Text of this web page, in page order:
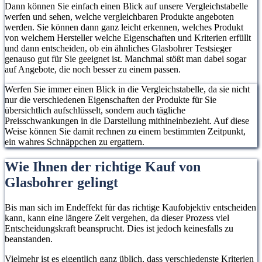
Dann können Sie einfach einen Blick auf unsere Vergleichstabelle
werfen und sehen, welche vergleichbaren Produkte angeboten
werden. Sie können dann ganz leicht erkennen, welches Produkt
von welchem Hersteller welche Eigenschaften und Kriterien erfüllt
und dann entscheiden, ob ein ähnliches Glasbohrer Testsieger
genauso gut für Sie geeignet ist. Manchmal stößt man dabei sogar
auf Angebote, die noch besser zu einem passen.
Werfen Sie immer einen Blick in die Vergleichstabelle, da sie nicht
nur die verschiedenen Eigenschaften der Produkte für Sie
übersichtlich aufschlüsselt, sondern auch tägliche
Preisschwankungen in die Darstellung mithineinbezieht. Auf diese
Weise können Sie damit rechnen zu einem bestimmten Zeitpunkt,
ein wahres Schnäppchen zu ergattern.
Wie Ihnen der richtige Kauf von
Glasbohrer gelingt
Bis man sich im Endeffekt für das richtige Kaufobjektiv entscheiden
kann, kann eine längere Zeit vergehen, da dieser Prozess viel
Entscheidungskraft beansprucht. Dies ist jedoch keinesfalls zu
beanstanden.
Vielmehr ist es eigentlich ganz üblich, dass verschiedenste Kriterien